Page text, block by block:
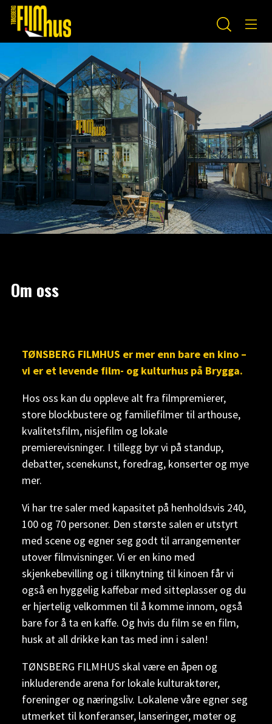
Om oss
TØNSBERG FILMHUS er mer enn bare en kino –
vi er et levende film- og kulturhus på Brygga.
Hos oss kan du oppleve alt fra filmpremierer,
store blockbustere og familiefilmer til arthouse,
kvalitetsfilm, nisjefilm og lokale
premierevisninger. I tillegg byr vi på standup,
debatter, scenekunst, foredrag, konserter og mye
mer.
Vi har tre saler med kapasitet på henholdsvis 240,
100 og 70 personer. Den største salen er utstyrt
med scene og egner seg godt til arrangementer
utover filmvisninger. Vi er en kino med
skjenkebevilling og i tilknytning til kinoen får vi
også en hyggelig kaffebar med sitteplasser og du
er hjertelig velkommen til å komme innom, også
bare for å ta en kaffe. Og hvis du film se en film,
husk at all drikke kan tas med inn i salen!
TØNSBERG FILMHUS skal være en åpen og
inkluderende arena for lokale kulturaktører,
foreninger og næringsliv. Lokalene våre egner seg
utmerket til konferanser, lanseringer, møter og